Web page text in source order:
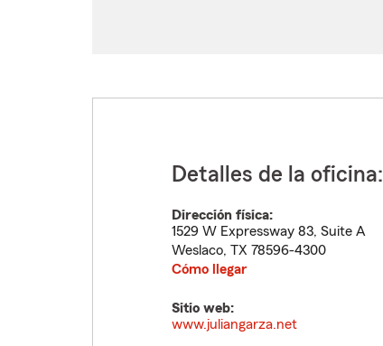
Detalles de la oficina:
Dirección física:
1529 W Expressway 83, Suite A
Weslaco, TX 78596-4300
Cómo llegar
Sitio web:
www.juliangarza.net